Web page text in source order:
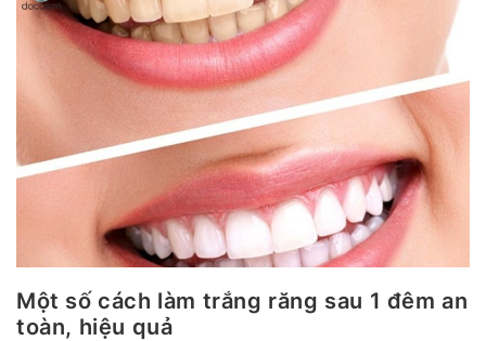
Một số cách làm trắng răng sau 1 đêm an
toàn, hiệu quả